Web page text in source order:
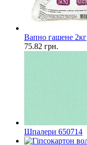
Вапно гашене 2кг
75.82 грн.
Шпалери 650714